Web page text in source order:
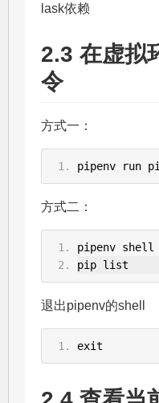
lask依赖
2.3 在虚拟
令
方式一：
pipenv run
方式二：
pipenv shell
pip list
退出pipenv的shell
exit